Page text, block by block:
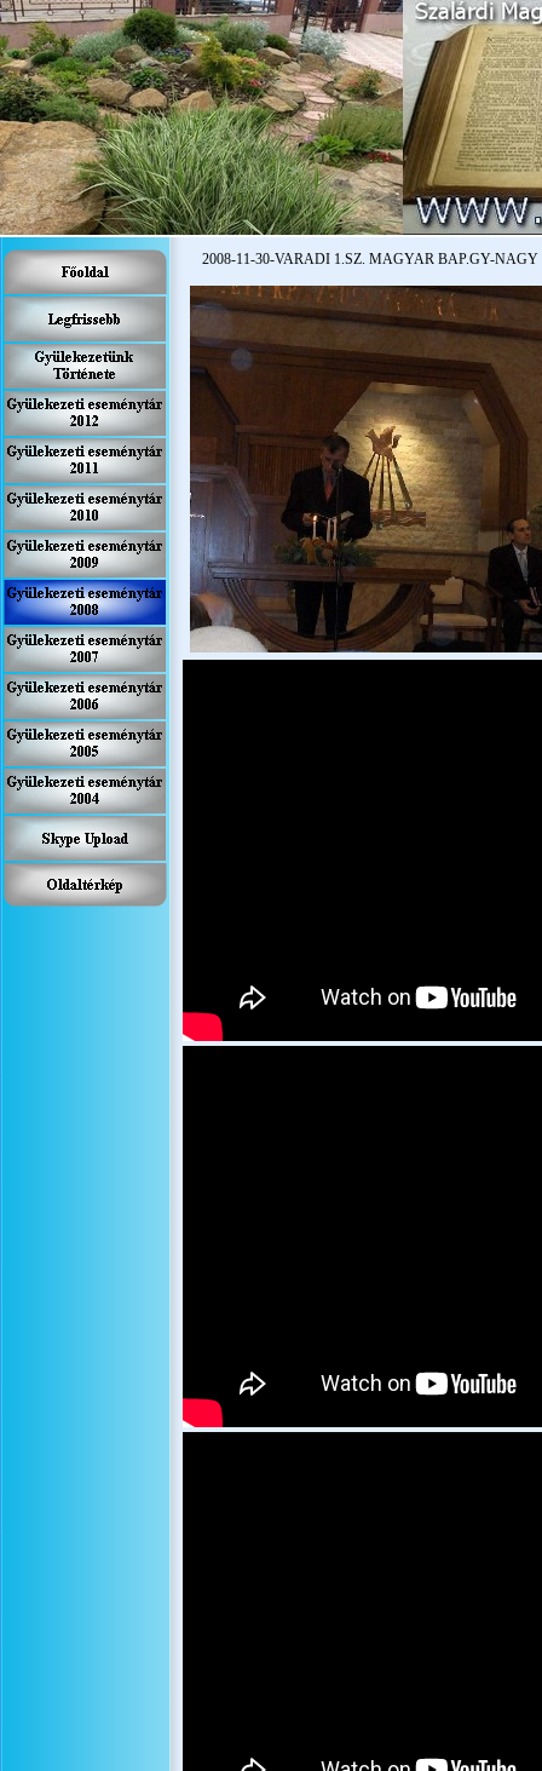
2008-11-30-VARADI 1.SZ. MAGYAR BAP.GY-NAGY